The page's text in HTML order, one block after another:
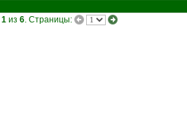
1 из 6. Страницы: